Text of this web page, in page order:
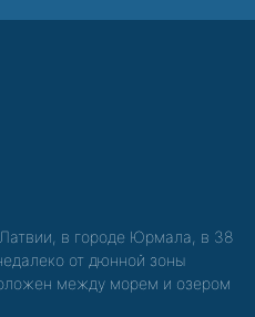
в городе Юрмала, в 38
от дюнной зоны
между морем и озером